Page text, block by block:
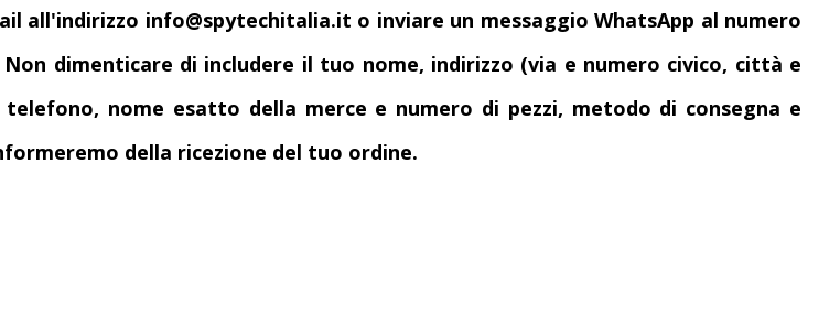
all'indirizzo info@spytechitalia.it o inviare un messaggio WhatsApp al numero
Non dimenticare di includere il tuo nome, indirizzo (via e numero civico, città e
nome esatto della merce e numero di pezzi, metodo di consegna e
della ricezione del tuo ordine.